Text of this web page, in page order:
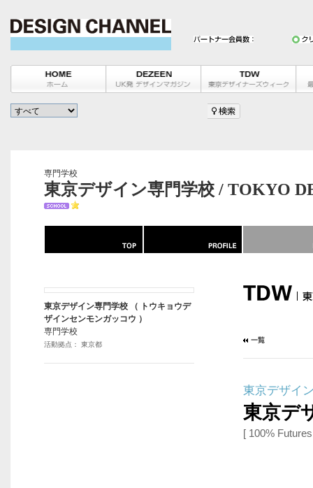
専門学校
東京デザイン専門学校 / TOKYO
東京デザイ
東京デ
[ 100%
東京デザイン専門学校 （ トウキョウデ
ザインセンモンガッコウ ）
専門学校
活動拠点： 東京都